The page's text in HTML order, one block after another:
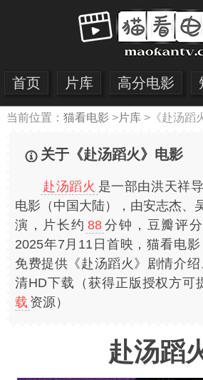
首页 片库 高分电影
当前位置： 猫看电影 >片库>《赴汤蹈
关于《赴汤蹈火》电影
赴汤蹈火 是一部由洪天祥
电影（中国大陆），由安志杰、
演，片长约 88 分钟，豆瓣评
2025年7月11日首映，猫看电影
免费提供《赴汤蹈火》剧情介
清HD下载（获得正版授权方可
载 资源）
赴汤蹈